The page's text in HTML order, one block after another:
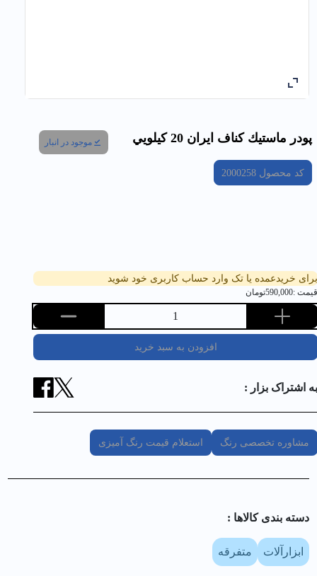
پودر ماستيك كناف ايران 20 كيلويي موجود در انبار
کد محصول2000258
برای خریدعمده یا تک وارد حساب کاربری خود شوید
قیمت :590,000تومان
1
افزودن به سبد خرید
به اشتراک بزار :
مشاوره تخصصی رنگ استعلام قیمت رنگ آمیزی
دسته بندی کالا‌ها :
ابزارآلات متفرقه